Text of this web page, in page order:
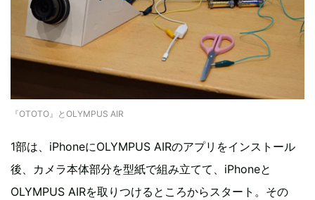
『OTOTO』とOLYMPUS AIR
1部は、iPhoneにOLYMPUS AIRのアプリをインストール
後、カメラ本体部分を型紙で組み立てて、iPhoneと
OLYMPUS AIRを取りつけるところからスタート。その